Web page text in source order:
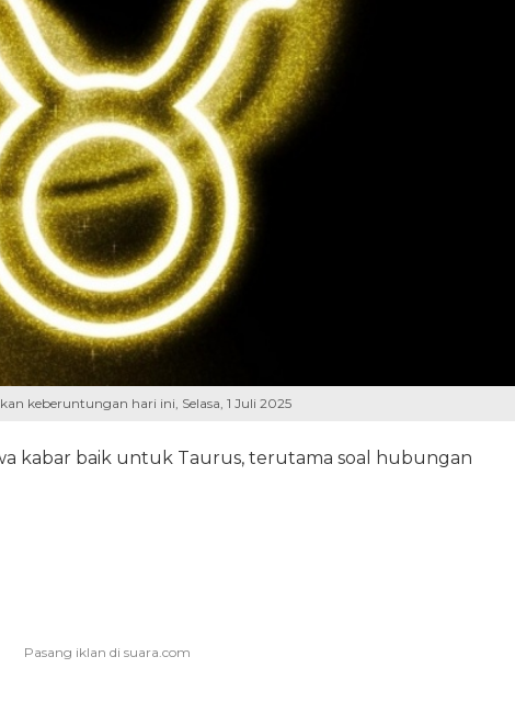
keberuntungan hari ini, Selasa, 1 Juli 2025
kabar baik untuk Taurus, terutama soal hubungan